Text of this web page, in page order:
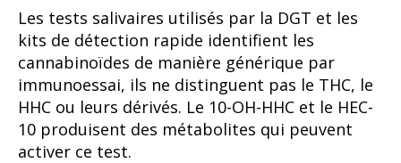
Les tests salivaires utilisés par la DGT et les
kits de détection rapide identifient les
cannabinoïdes de manière générique par
immunoessai, ils ne distinguent pas le THC, le
HHC ou leurs dérivés. Le 10-OH-HHC et le HEC-
10 produisent des métabolites qui peuvent
activer ce test.